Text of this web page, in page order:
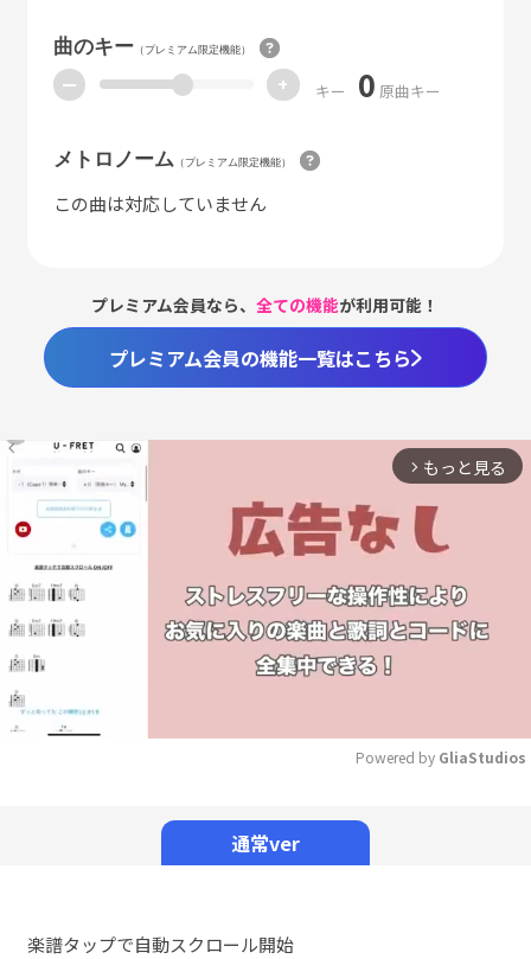
曲のキー（プレミアム限定機能）
ー + キー 0 原曲キー
メトロノーム （プレミアム限定機能）
この曲は対応していません
プレミアム会員なら、全ての機能が利用可能！
プレミアム会員の機能一覧はこちら
arrow_forward_ios もっと見る
Powered by GliaStudios
通常ver
楽譜タップで自動スクロール開始